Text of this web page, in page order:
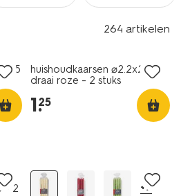
264 artikelen
75
huishoudkaarsen ⌀2.2x20cm
draai roze - 2 stuks
1.
25
- 2
+7